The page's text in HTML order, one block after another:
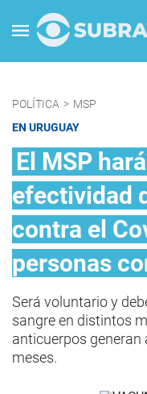
POLÍTICA > MSP
EN URUGUAY
El MSP
efectividad
contra el
personas
Será voluntario y
sangre en distintos
anticuerpos generan
meses.